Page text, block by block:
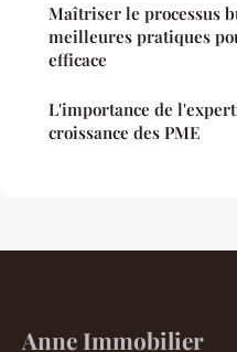
Maîtriser le processus
meilleures pratiques
efficace
L'importance de
croissance des PME
Anne Immobilier